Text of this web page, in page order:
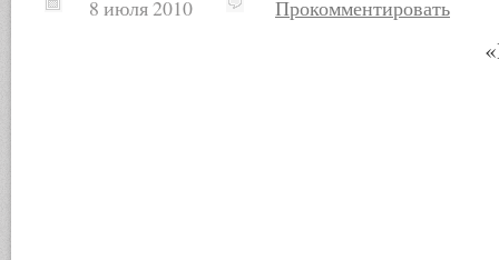
8 июля 2010 Прокомментировать